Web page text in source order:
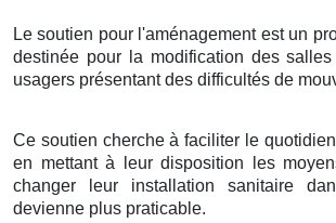
Le soutien pour l'aménagement est un
destinée pour la modification des
usagers présentant des difficultés de
Ce soutien cherche à faciliter le
en mettant à leur disposition les
changer leur installation sanitaire
devienne plus praticable.